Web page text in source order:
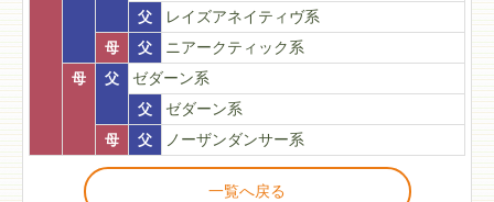
父
レイズアネイティヴ系
母
父
ニアークティック系
母
父
ゼダーン系
父
ゼダーン系
母
父 ノーザンダンサー系
一覧へ戻る